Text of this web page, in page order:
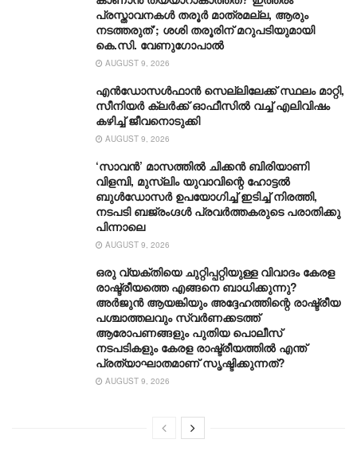
പ്രസ്താവനകൾ തരൂർ മാത്രമല്ല, ആരും
നടത്തരുത്’; ശശി തരൂരിന് മറുപടിയുമായി
കെ.സി. വേണുഗോപാൽ
AUGUST 9, 2026
എൻഡോസൾഫാൻ സെല്ലിലേക്ക് സ്ഥലം മാറ്റി,
സീനിയർ ക്ലർക്ക് ഓഫീസിൽ വച്ച് എലിവിഷം
കഴിച്ച് ജീവനൊടുക്കി
AUGUST 9, 2026
‘സാവന്‍’ മാസത്തില്‍ ചിക്കന്‍ ബിരിയാണി
വിളമ്പി, മുസ്ലിം യുവാവിന്റെ ഹോട്ടല്‍
ബുൾഡോസർ ഉപയോഗിച്ച് ഇടിച്ച് നിരത്തി,
നടപടി ബജ്‌രംഗ്ദള്‍ പ്രവര്‍ത്തകരുടെ പരാതിക്കു
പിന്നാലെ
AUGUST 9, 2026
ഒരു വ്യക്തിയെ ചുറ്റിപ്പറ്റിയുള്ള വിവാദം കേരള
രാഷ്ട്രീയത്തെ എങ്ങനെ ബാധിക്കുന്നു?
അർജുൻ ആയങ്കിയും അദ്ദേഹത്തിന്റെ രാഷ്ട്രീയ
പശ്ചാത്തലവും സ്വർണക്കടത്ത്
ആരോപണങ്ങളും പുതിയ പൊലീസ്
നടപടികളും കേരള രാഷ്ട്രീയത്തിൽ എന്ത്
പ്രത്യാഘാതമാണ് സൃഷ്ടിക്കുന്നത്?
AUGUST 9, 2026